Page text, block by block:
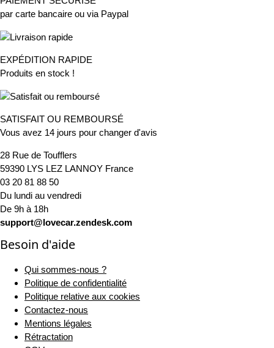
par carte bancaire ou via Paypal
EXPÉDITION RAPIDE
Produits en stock !
SATISFAIT OU REMBOURSÉ
Vous avez 14 jours pour changer d'avis
28 Rue de Toufflers
59390 LYS LEZ LANNOY France
03 20 81 88 50
Du lundi au vendredi
De 9h à 18h
support@lovecar.zendesk.com
Besoin d'aide
Qui sommes-nous ?
Politique de confidentialité
Politique relative aux cookies
Contactez-nous
Mentions légales
Rétractation